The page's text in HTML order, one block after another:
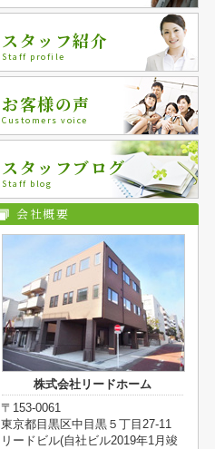
スタッフ紹介
Staff profile
お客様の声
Customers voice
スタッフブログ
Staff blog
会社概要
株式会社リードホーム
〒153-0061
東京都目黒区中目黒５丁目27-11
リードビル(自社ビル2019年1月竣